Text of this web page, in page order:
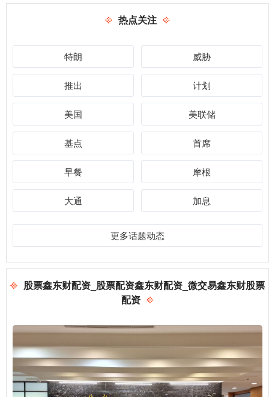
热点关注
特朗 威胁
推出 计划
美国 美联储
基点 首席
早餐 摩根
大通 加息
更多话题动态
股票鑫东财配资_股票配资鑫东财配资_微交易鑫东财股票
配资